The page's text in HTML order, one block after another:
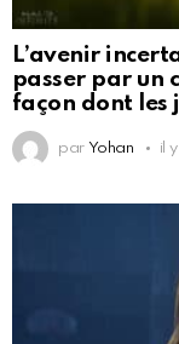
L’avenir
passer par un
façon dont les
par Yohan il